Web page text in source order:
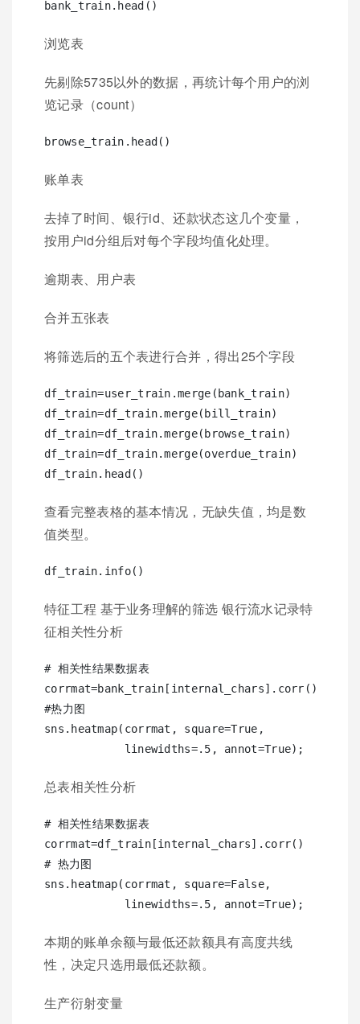
浏览表
先剔除5735以外的数据，再统计每个用户的浏
览记录（count）
账单表
去掉了时间、银行id、还款状态这几个变量，
按用户id分组后对每个字段均值化处理。
逾期表、用户表
合并五张表
将筛选后的五个表进行合并，得出25个字段
df_train=user_train.merge(bank_train)
df_train=df_train.merge(bill_train)
df_train=df_train.merge(browse_train)
df_train=df_train.merge(overdue_train)
查看完整表格的基本情况，无缺失值，均是数
值类型。
特征工程 基于业务理解的筛选 银行流水记录特
征相关性分析
# 相关性结果数据表
corrmat=bank_train[internal_chars].corr()
#热力图
sns.heatmap(corrmat, square=True,
总表相关性分析
# 相关性结果数据表
corrmat=df_train[internal_chars].corr()
# 热力图
sns.heatmap(corrmat, square=False,
本期的账单余额与最低还款额具有高度共线
性，决定只选用最低还款额。
生产衍射变量